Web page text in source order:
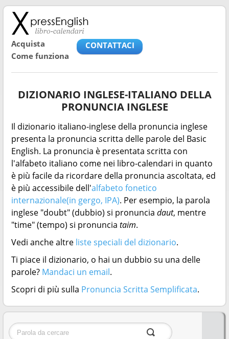
Acquista
Come funziona
CONTATTACI
DIZIONARIO INGLESE-ITALIANO DELLA
PRONUNCIA INGLESE
Il dizionario italiano-inglese della pronuncia inglese
presenta la pronuncia scritta delle parole del Basic
English. La pronuncia è presentata scritta con
l'alfabeto italiano come nei libro-calendari in quanto
è più facile da ricordare della pronuncia ascoltata, ed
è più accessibile dell'alfabeto fonetico
internazionale(in gergo, IPA). Per esempio, la parola
inglese "doubt" (dubbio) si pronuncia daut, mentre
"time" (tempo) si pronuncia taim.
Vedi anche altre liste speciali del dizionario.
Ti piace il dizionario, o hai un dubbio su una delle
parole? Mandaci un email.
Scopri di più sulla Pronuncia Scritta Semplificata.